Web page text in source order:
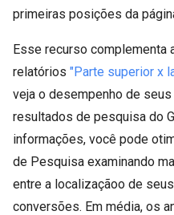
primeiras posições da
Esse recurso complementa
relatórios "Parte superior x
veja o desempenho de
resultados de pesquisa do
informações, você pode
de Pesquisa examinando
entre a localizaçãoo de
conversões. Em média, os